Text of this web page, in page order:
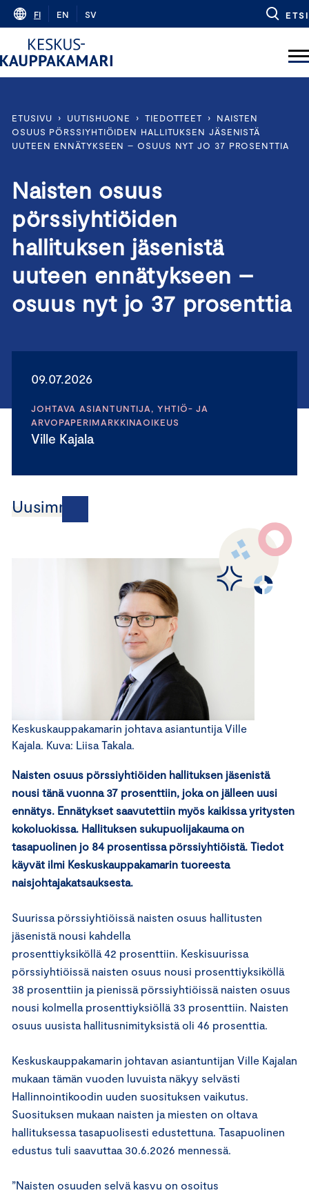
Skip
content
FI EN SV ETSI
ETUSIVU › UUTISHUONE › TIEDOTTEET ›
NAISTEN
OSUUS PÖRSSIYHTIÖIDEN HALLITUKSEN JÄSENISTÄ
UUTEEN ENNÄTYKSEEN – OSUUS NYT JO 37 PROSENTTIA
Naisten osuus
pörssiyhtiöiden
hallituksen jäsenistä
uuteen ennätykseen –
osuus nyt jo 37 prosenttia
09.07.2026
JOHTAVA ASIANTUNTIJA, YHTIÖ- JA
ARVOPAPERIMARKKINAOIKEUS
Ville Kajala
Uusimmat
Keskuskauppakamarin johtava asiantuntija Ville
Kajala. Kuva: Liisa Takala.
Naisten osuus pörssiyhtiöiden hallituksen jäsenistä
nousi tänä vuonna 37 prosenttiin, joka on jälleen uusi
ennätys. Ennätykset saavutettiin myös kaikissa yritysten
kokoluokissa. Hallituksen sukupuolijakauma on
tasapuolinen jo 84 prosentissa pörssiyhtiöistä. Tiedot
käyvät ilmi Keskuskauppakamarin tuoreesta
naisjohtajakatsauksesta.
Suurissa pörssiyhtiöissä naisten osuus hallitusten
jäsenistä nousi kahdella
prosenttiyksiköllä 42 prosenttiin. Keskisuurissa
pörssiyhtiöissä naisten osuus nousi prosenttiyksiköllä
38 prosenttiin ja pienissä pörssiyhtiöissä naisten osuus
nousi kolmella prosenttiyksiöllä 33 prosenttiin. Naisten
osuus uusista hallitusnimityksistä oli 46 prosenttia.
Keskuskauppakamarin johtavan asiantuntijan Ville Kajalan
mukaan tämän vuoden luvuista näkyy selvästi
Hallinnointikoodin uuden suosituksen vaikutus.
Suosituksen mukaan naisten ja miesten on oltava
hallituksessa tasapuolisesti edustettuna. Tasapuolinen
edustus tuli saavuttaa 30.6.2026 mennessä.
”Naisten osuuden selvä kasvu on osoitus